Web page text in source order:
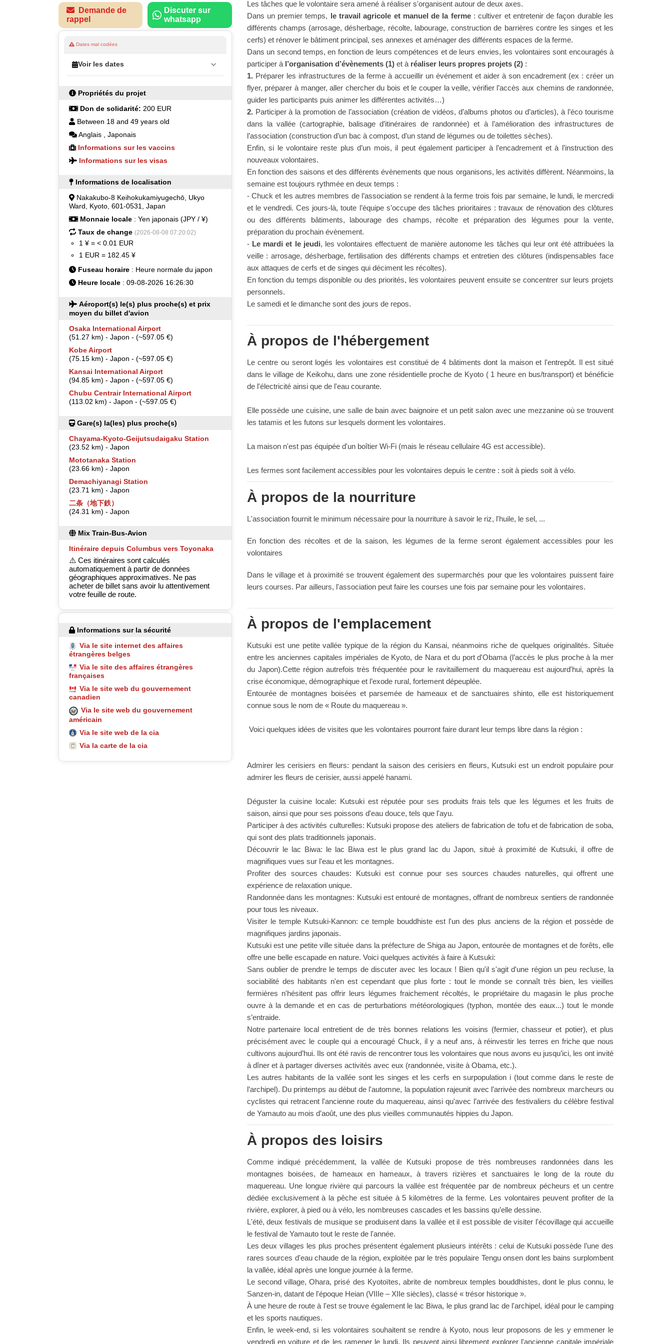
Demande de
rappel
Discuter sur
whatsapp
Dates mal codées
Voir les dates
Propriétés du projet
Don de solidarité: 200 EUR
Between 18 and 49 years old
Anglais , Japonais
Informations sur les vaccins
Informations sur les visas
Informations de localisation
Nakakubo-8 Keihokukamiyugechō, Ukyo
Ward, Kyoto, 601-0531, Japan
Monnaie locale: Yen japonais (JPY / ¥)
Taux de change (2026-08-08 07:20:02)
1 ¥ = < 0.01 EUR
1 EUR = 182.45 ¥
Fuseau horaire : Heure normale du japon
Heure locale : 09-08-2026 16:26:30
Aéroport(s) le(s) plus proche(s) et prix
moyen du billet d'avion
Osaka International Airport
(51.27 km) - Japon - (~597.05 €)
Kobe Airport
(75.15 km) - Japon - (~597.05 €)
Kansai International Airport
(94.85 km) - Japon - (~597.05 €)
Chubu Centrair International Airport
(113.02 km) - Japon - (~597.05 €)
Gare(s) la(les) plus proche(s)
Chayama-Kyoto-Geijutsudaigaku Station
(23.52 km) - Japon
Mototanaka Station
(23.66 km) - Japon
Demachiyanagi Station
(23.71 km) - Japon
二条（地下鉄）
(24.31 km) - Japon
Mix Train-Bus-Avion
Itinéraire depuis Columbus vers Toyonaka
⚠️ Ces itinéraires sont calculés
automatiquement à partir de données
géographiques approximatives. Ne pas
acheter de billet sans avoir lu attentivement
votre feuille de route.
Informations sur la sécurité
Via le site internet des affaires
étrangères belges
Via le site des affaires étrangères
françaises
Via le site web du gouvernement
canadien
Via le site web du gouvernement
américain
Via le site web de la cia
Via la carte de la cia
Les tâches que le volontaire sera amené à réaliser s'organisent autour de deux axes.
Dans un premier temps, le travail agricole et manuel de la ferme: cultiver et entretenir de façon durable les
différents champs (arrosage, désherbage, récolte, labourage, construction de barrières contre les singes et les
cerfs) et rénover le bâtiment principal, ses annexes et aménager des différents espaces de la ferme.
Dans un second temps, en fonction de leurs compétences et de leurs envies, les volontaires sont encouragés à
participer à l’organisation d’évènements (1)et à réaliser leurs propres projets (2):
1.Préparer les infrastructures de la ferme à accueillir un événement et aider à son encadrement (ex : créer un
flyer, préparer à manger, aller chercher du bois et le couper la veille, vérifier l’accès aux chemins de randonnée,
guider les participants puis animer les différentes activités…)
2.Participer à la promotion de l’association (création de vidéos, d’albums photos ou d’articles), à l’éco tourisme
dans la vallée (cartographie, balisage d’itinéraires de randonnée) et à l’amélioration des infrastructures de
l’association (construction d’un bac à compost, d’un stand de légumes ou de toilettes sèches).
Enfin, si le volontaire reste plus d’un mois, il peut également participer à l’encadrement et à l’instruction des
nouveaux volontaires.
En fonction des saisons et des différents évènements que nous organisons, les activités diffèrent. Néanmoins, la
semaine est toujours rythmée en deux temps :
- Chuck et les autres membres de l’association se rendent à la ferme trois fois par semaine, le lundi, le mercredi
et le vendredi. Ces jours-là, toute l’équipe s’occupe des tâches prioritaires : travaux de rénovation des clôtures
ou des différents bâtiments, labourage des champs, récolte et préparation des légumes pour la vente,
préparation du prochain évènement.
- Le mardi et le jeudi, les volontaires effectuent de manière autonome les tâches qui leur ont été attribuées la
veille : arrosage, désherbage, fertilisation des différents champs et entretien des clôtures (indispensables face
aux attaques de cerfs et de singes qui déciment les récoltes).
En fonction du temps disponible ou des priorités, les volontaires peuvent ensuite se concentrer sur leurs projets
personnels.
Le samedi et le dimanche sont des jours de repos.
À propos de l'hébergement
Le centre ou seront logés les volontaires est constitué de 4 bâtiments dont la maison et l'entrepôt. Il est situé
dans le village de Keikohu, dans une zone résidentielle proche de Kyoto ( 1 heure en bus/transport) et bénéficie
de l'électricité ainsi que de l'eau courante.
Elle possède une cuisine, une salle de bain avec baignoire et un petit salon avec une mezzanine où se trouvent
les tatamis et les futons sur lesquels dorment les volontaires.
La maison n'est pas équipée d'un boîtier Wi-Fi (mais le réseau cellulaire 4G est accessible).
Les fermes sont facilement accessibles pour les volontaires depuis le centre : soit à pieds soit à vélo.
À propos de la nourriture
L'association fournit le minimum nécessaire pour la nourriture à savoir le riz, l'huile, le sel, ...
En fonction des récoltes et de la saison, les légumes de la ferme seront également accessibles pour les
volontaires
Dans le village et à proximité se trouvent également des supermarchés pour que les volontaires puissent faire
leurs courses. Par ailleurs, l'association peut faire les courses une fois par semaine pour les volontaires.
À propos de l'emplacement
Kutsuki est une petite vallée typique de la région du Kansai, néanmoins riche de quelques originalités. Située
entre les anciennes capitales impériales de Kyoto, de Nara et du port d'Obama (l’accès le plus proche à la mer
du Japon).Cette région autrefois très fréquentée pour le ravitaillement du maquereau est aujourd'hui, après la
crise économique, démographique et l’exode rural, fortement dépeuplée.
Entourée de montagnes boisées et parsemée de hameaux et de sanctuaires shinto, elle est historiquement
connue sous le nom de « Route du maquereau ».
Voici quelques idées de visites que les volontaires pourront faire durant leur temps libre dans la région :
Admirer les cerisiers en fleurs: pendant la saison des cerisiers en fleurs, Kutsuki est un endroit populaire pour
admirer les fleurs de cerisier, aussi appelé hanami.
Déguster la cuisine locale: Kutsuki est réputée pour ses produits frais tels que les légumes et les fruits de
saison, ainsi que pour ses poissons d'eau douce, tels que l'ayu.
Participer à des activités culturelles: Kutsuki propose des ateliers de fabrication de tofu et de fabrication de soba,
qui sont des plats traditionnels japonais.
Découvrir le lac Biwa: le lac Biwa est le plus grand lac du Japon, situé à proximité de Kutsuki, il offre de
magnifiques vues sur l'eau et les montagnes.
Profiter des sources chaudes: Kutsuki est connue pour ses sources chaudes naturelles, qui offrent une
expérience de relaxation unique.
Randonnée dans les montagnes: Kutsuki est entouré de montagnes, offrant de nombreux sentiers de randonnée
pour tous les niveaux.
Visiter le temple Kutsuki-Kannon: ce temple bouddhiste est l'un des plus anciens de la région et possède de
magnifiques jardins japonais.
Kutsuki est une petite ville située dans la préfecture de Shiga au Japon, entourée de montagnes et de forêts, elle
offre une belle escapade en nature. Voici quelques activités à faire à Kutsuki:
Sans oublier de prendre le temps de discuter avec les locaux ! Bien qu'il s'agit d'une région un peu recluse, la
sociabilité des habitants n'en est cependant que plus forte : tout le monde se connaît très bien, les vieilles
fermières n'hésitent pas offrir leurs légumes fraichement récoltés, le propriétaire du magasin le plus proche
ouvre à la demande et en cas de perturbations météorologiques (typhon, montée des eaux...) tout le monde
s’entraide.
Notre partenaire local entretient de de très bonnes relations les voisins (fermier, chasseur et potier), et plus
précisément avec le couple qui a encouragé Chuck, il y a neuf ans, à réinvestir les terres en friche que nous
cultivons aujourd’hui. Ils ont été ravis de rencontrer tous les volontaires que nous avons eu jusqu’ici, les ont invité
à dîner et à partager diverses activités avec eux (randonnée, visite à Obama, etc.).
Les autres habitants de la vallée sont les singes et les cerfs en surpopulation i (tout comme dans le reste de
l’archipel). Du printemps au début de l'automne, la population rajeunit avec l’arrivée des nombreux marcheurs ou
cyclistes qui retracent l'ancienne route du maquereau, ainsi qu'avec l’arrivée des festivaliers du célèbre festival
de Yamauto au mois d’août, une des plus vieilles communautés hippies du Japon.
À propos des loisirs
Comme indiqué précédemment, la vallée de Kutsuki propose de très nombreuses randonnées dans les
montagnes boisées, de hameaux en hameaux, à travers rizières et sanctuaires le long de la route du
maquereau. Une longue rivière qui parcours la vallée est fréquentée par de nombreux pécheurs et un centre
dédiée exclusivement à la pêche est située à 5 kilomètres de la ferme. Les volontaires peuvent profiter de la
rivière, explorer, à pied ou à vélo, les nombreuses cascades et les bassins qu’elle dessine.
L'été, deux festivals de musique se produisent dans la vallée et il est possible de visiter l'écovillage qui accueille
le festival de Yamauto tout le reste de l'année.
Les deux villages les plus proches présentent également plusieurs intérêts : celui de Kutsuki possède l’une des
rares sources d'eau chaude de la région, exploitée par le très populaire Tengu onsen dont les bains surplombent
la vallée, idéal après une longue journée à la ferme.
Le second village, Ohara, prisé des Kyotoïtes, abrite de nombreux temples bouddhistes, dont le plus connu, le
Sanzen-in, datant de l'époque Heian (VIIIe – XIIe siècles), classé « trésor historique ».
À une heure de route à l'est se trouve également le lac Biwa, le plus grand lac de l'archipel, idéal pour le camping
et les sports nautiques.
Enfin, le week-end, si les volontaires souhaitent se rendre à Kyoto, nous leur proposons de les y emmener le
vendredi en voiture et de les ramener le lundi. Ils peuvent ainsi librement explorer l'ancienne capitale impériale